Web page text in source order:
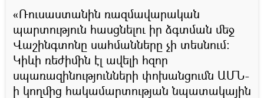
«Ռուսաստանին ռազմավարական
պարտություն հասցնելու իր ձգտման մեջ
Վաշինգտոնը սահմանները չի տեսնում։
Կիևի ռեժիմին էլ ավելի հզոր
սպառազինությունների փոխանցումն ԱՄՆ-
ի կողմից հակամարտության նպատակային